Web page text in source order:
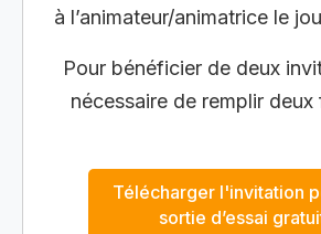
à l’animateur/animatrice le
Pour bénéficier de deux
nécessaire de remplir deux
Télécharger l'invitation
sortie d’essai